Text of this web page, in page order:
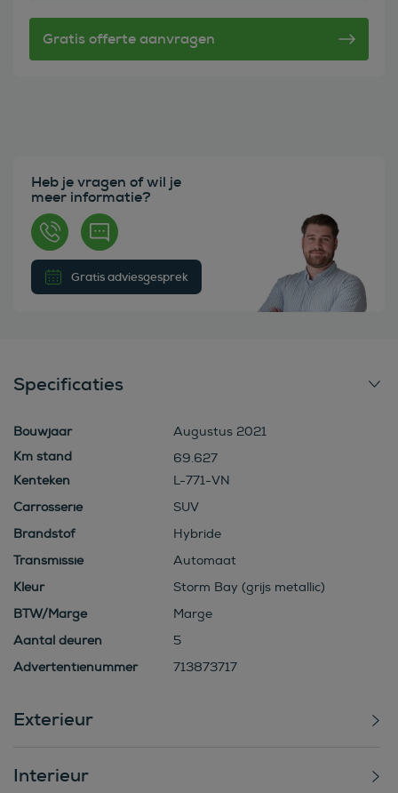
Heb je vragen of wil je
meer informatie?
Gratis adviesgesprek
Specificaties
Bouwjaar
Augustus 2021
69.627
Kenteken
L-771-VN
Carrosserie
SUV
Brandstof
Hybride
Transmissie
Automaat
Kleur
Storm Bay (grijs metallic)
BTW/Marge
Marge
Aantal deuren
5
Advertentienummer
713873717
Exterieur
Interieur